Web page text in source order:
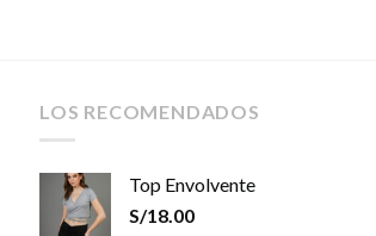
LOS RECOMENDADOS
Top Envolvente
S/18.00